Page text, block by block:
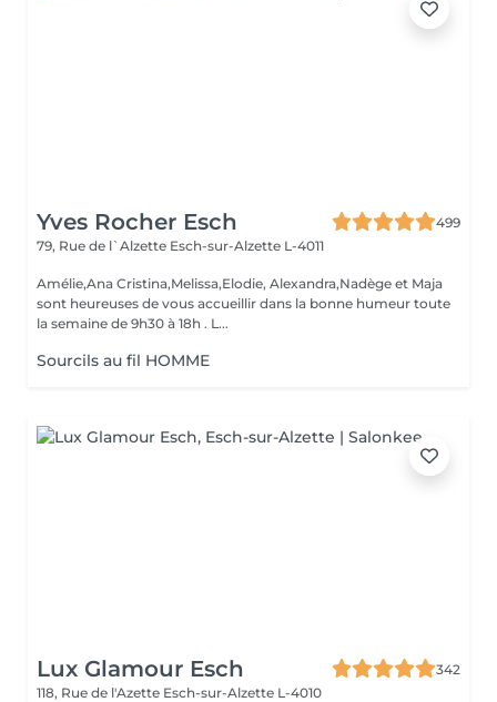
Yves Rocher Esch
499
79, Rue de l`Alzette Esch-sur-Alzette L-4011
Amélie,Ana Cristina,Melissa,Elodie, Alexandra,Nadège et Maja
sont heureuses de vous accueillir dans la bonne humeur toute
la semaine de 9h30 à 18h . L...
Sourcils au fil HOMME
Lux Glamour Esch
342
118, Rue de l'Azette Esch-sur-Alzette L-4010